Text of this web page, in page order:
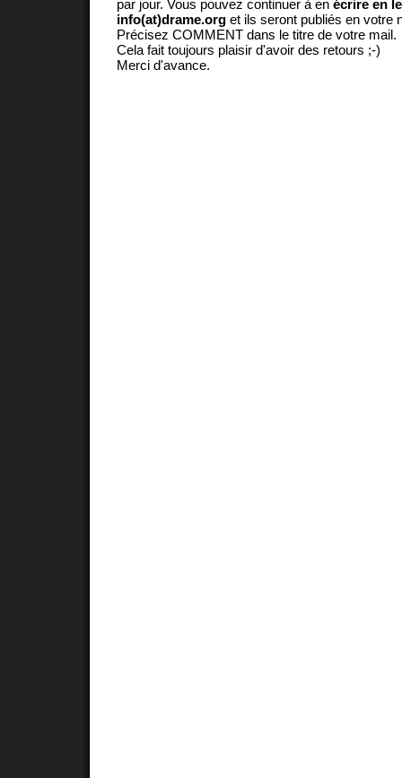
par jour. Vous pouvez continuer à en écrire en
info(at)drame.org et ils seront publiés en votre
Précisez COMMENT dans le titre de votre mail.
Cela fait toujours plaisir d'avoir des retours ;-)
Merci d'avance.